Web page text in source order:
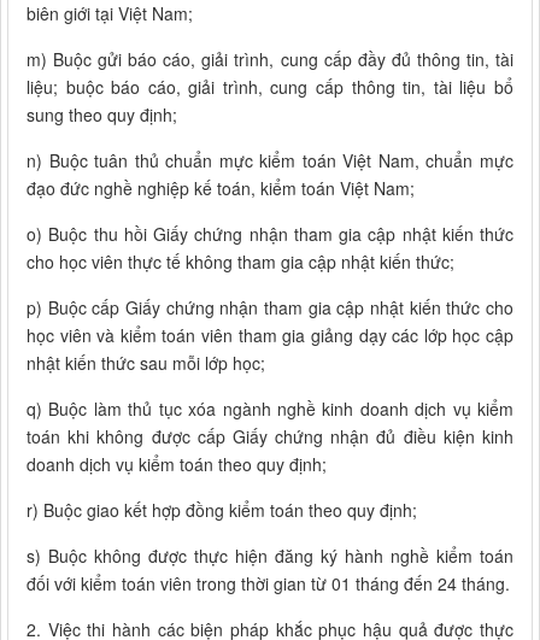
biên giới tại Việt Nam;
m) Buộc gửi báo cáo, giải trình, cung cấp đầy đủ thông tin, tài
liệu; buộc báo cáo, giải trình, cung cấp thông tin, tài liệu bổ
sung theo quy định;
n) Buộc tuân thủ chuẩn mực kiểm toán Việt Nam, chuẩn mực
đạo đức nghề nghiệp kế toán, kiểm toán Việt Nam;
o) Buộc thu hồi Giấy chứng nhận tham gia cập nhật kiến thức
cho học viên thực tế không tham gia cập nhật kiến thức;
p) Buộc cấp Giấy chứng nhận tham gia cập nhật kiến thức cho
học viên và kiểm toán viên tham gia giảng dạy các lớp học cập
nhật kiến thức sau mỗi lớp học;
q) Buộc làm thủ tục xóa ngành nghề kinh doanh dịch vụ kiểm
toán khi không được cấp Giấy chứng nhận đủ điều kiện kinh
doanh dịch vụ kiểm toán theo quy định;
r) Buộc giao kết hợp đồng kiểm toán theo quy định;
s) Buộc không được thực hiện đăng ký hành nghề kiểm toán
đối với kiểm toán viên trong thời gian từ 01 tháng đến 24 tháng.
2. Việc thi hành các biện pháp khắc phục hậu quả được thực